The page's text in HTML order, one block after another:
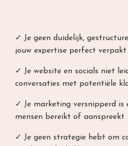
✓ Je geen duidelijk,
jouw expertise perfect verpakt
✓ Je website en socials niet
conversaties met potentiële
✓ Je marketing versnipperd is
mensen bereikt of aanspreekt
✓ Je geen strategie hebt om